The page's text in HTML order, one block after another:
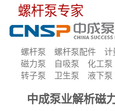
螺杆泵专家
螺杆泵 螺杆泵配件 计
磁力泵
自吸泵 化工泵
转子泵
卫生泵 液下泵
中成泵业解析磁